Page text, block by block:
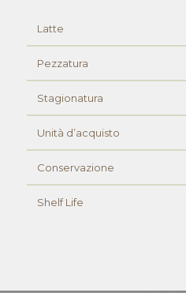
Latte
Pezzatura
Stagionatura
Unità d’acquisto
Conservazione
Shelf Life